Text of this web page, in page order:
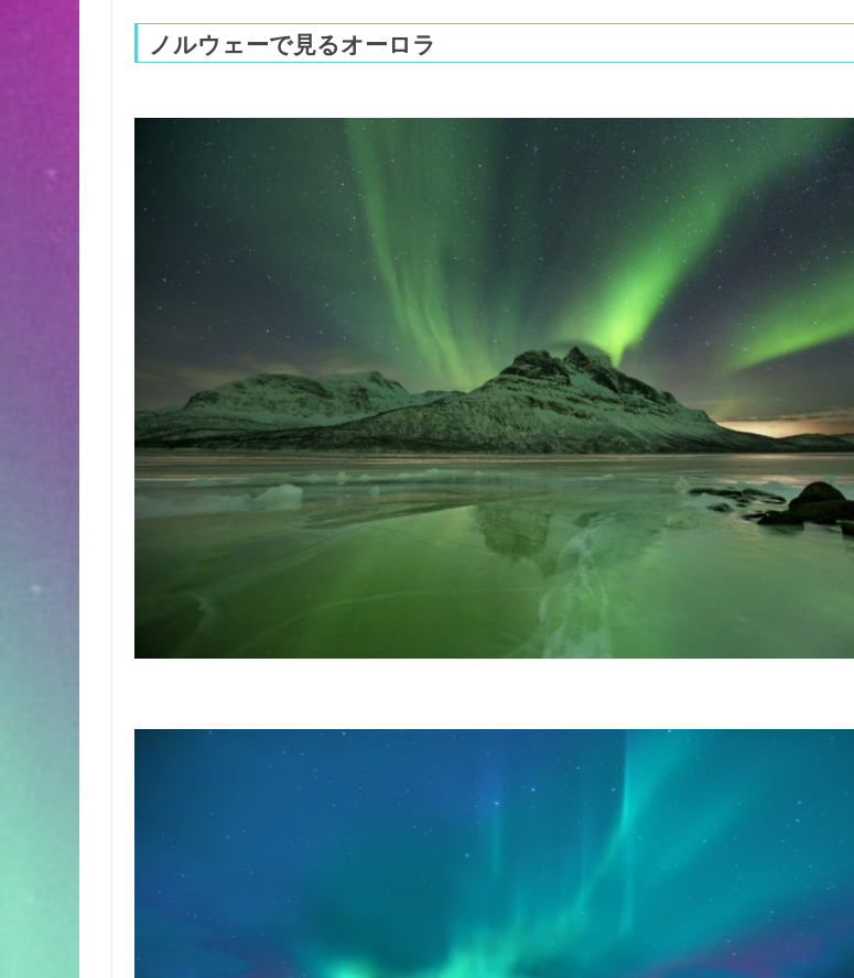
ノルウェーで見るオーロラ